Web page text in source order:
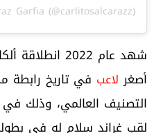
شهد عام 2022
أصغر لاعب في تاريخ رابطة
لقب غراند سلام له في